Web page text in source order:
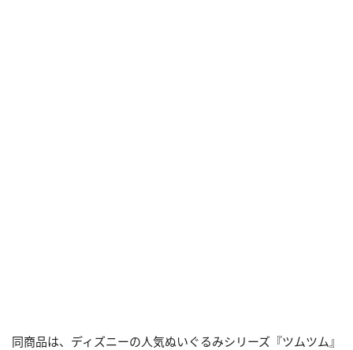
同商品は、ディズニーの人気ぬいぐるみシリーズ『ツムツム』